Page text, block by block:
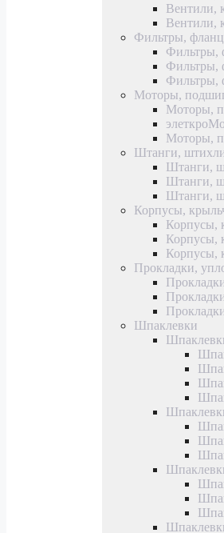
Вентили,
Вентили,
Фильтры,
Фильтры,
Фильтры,
Фильтры,
Моторы,
Моторы,
Моторы,
Штанги,
Штанги,
Штанги,
Штанги,
Корпусы,
Корпусы,
Корпусы,
Корпусы,
Прокладки,
Шпаклевки